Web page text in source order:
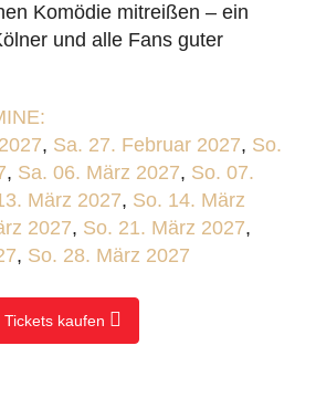
Komödie mitreißen – ein
und alle Fans guter
, Sa. 27. Februar 2027, So.
, Sa. 06. März 2027, So. 07.
März 2027, So. 14. März
2027, So. 21. März 2027,
, So. 28. März 2027
Tickets kaufen